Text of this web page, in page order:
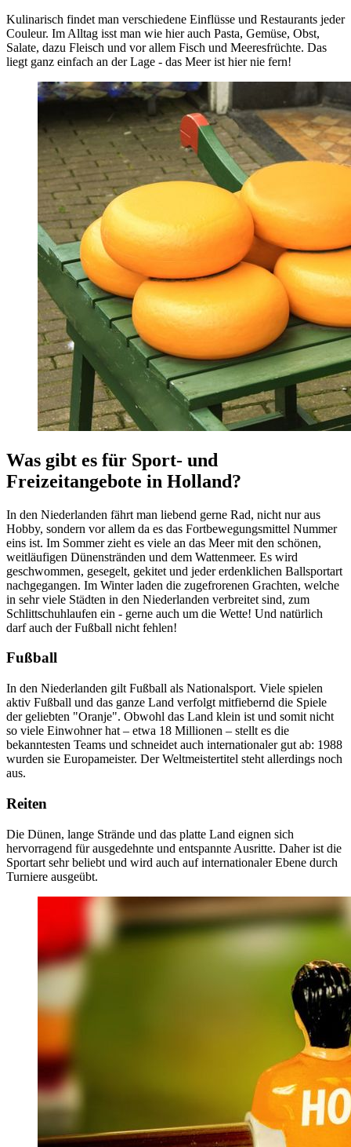
Kulinarisch findet man verschiedene Einflüsse und Restaurants jeder
Cou­leur. Im Alltag isst man wie hier auch Pasta, Gemüse, Obst,
Salate, dazu Fleisch und vor allem Fisch und Meeresfrüchte. Das
liegt ganz einfach an der Lage - das Meer ist hier nie fern!
Was gibt es für Sport- und
Freizeitangebote in Holland?
In den Niederlanden fährt man liebend gerne Rad, nicht nur aus
Hobby, sondern vor allem da es das Fortbewegungsmittel Nummer
eins ist. Im Sommer zieht es viele an das Meer mit den schönen,
weitläufigen Dünenstränden und dem Wattenmeer. Es wird
geschwommen, gesegelt, gekitet und jeder erdenklichen Ballsportart
nachgegangen. Im Winter laden die zugefrorenen Grachten, welche
in sehr viele Städten in den Niederlanden verbreitet sind, zum
Schlittschuhlaufen ein - gerne auch um die Wette! Und natürlich
darf auch der Fußball nicht fehlen!
Fußball
In den Niederlanden gilt Fußball als Nationalsport. Viele spielen
aktiv Fußball und das ganze Land verfolgt mitfiebernd die Spiele
der geliebten "Oranje". Obwohl das Land klein ist und somit nicht
so viele Einwohner hat – etwa 18 Millionen – stellt es die
bekanntesten Teams und schneidet auch internationaler gut ab: 1988
wurden sie Europameister. Der Weltmeistertitel steht allerdings noch
aus.
Reiten
Die Dünen, lange Strände und das platte Land eignen sich
hervorragend für ausgedehnte und entspannte Ausritte. Daher ist die
Sportart sehr beliebt und wird auch auf internationaler Ebene durch
Turniere ausgeübt.